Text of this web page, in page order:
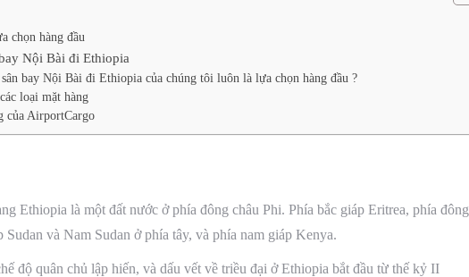
chọn hàng đầu
Nội Bài đi Ethiopia
bay Nội Bài đi Ethiopia của chúng tôi luôn là lựa chọn hàng đầu ?
loại mặt hàng
của AirportCargo
Ethiopia là một đất nước ở phía đông châu Phi. Phía bắc giáp Eritrea, phía đông
và Nam Sudan ở phía tây, và phía nam giáp Kenya.
độ quân chủ lập hiến, và dấu vết về triều đại ở Ethiopia bắt đầu từ thế kỷ II